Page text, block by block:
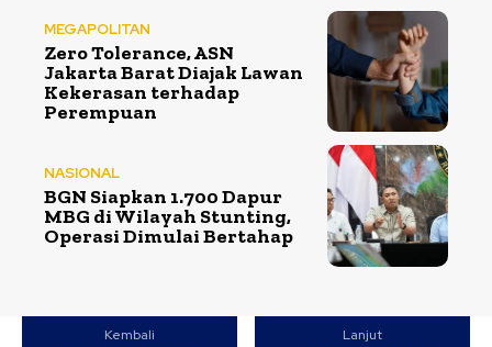
MEGAPOLITAN
Zero Tolerance, ASN
Jakarta Barat Diajak Lawan
Kekerasan terhadap
Perempuan
NASIONAL
BGN Siapkan 1.700 Dapur
MBG di Wilayah Stunting,
Operasi Dimulai Bertahap
Kembali Lanjut